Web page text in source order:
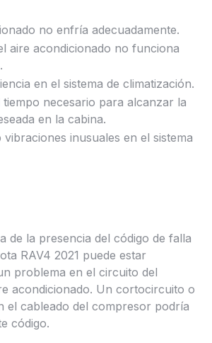
no enfría adecuadamente.
aire acondicionado no funciona
en el sistema de climatización.
necesario para alcanzar la
en la cabina.
inusuales en el sistema
de la presencia del código de falla
RAV4 2021 puede estar
problema en el circuito del
acondicionado. Un cortocircuito o
el cableado del compresor podría
código.